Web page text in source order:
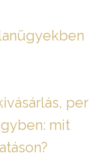
per
mit